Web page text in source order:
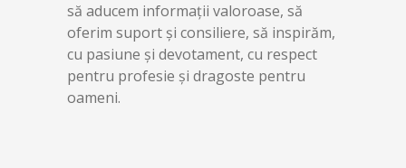
să aducem informații valoroase, să
oferim suport și consiliere, să inspirăm,
cu pasiune și devotament, cu respect
pentru profesie și dragoste pentru
oameni.